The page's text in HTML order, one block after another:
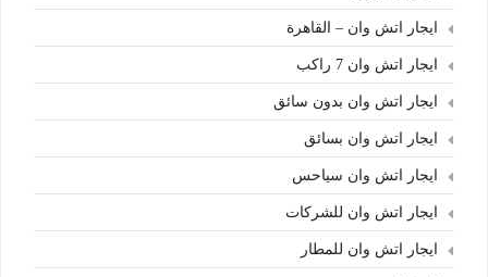
ايجار اتش وان – القاهرة
ايجار اتش وان 7 راكب
ايجار اتش وان بدون سائق
ايجار اتش وان بسائق
ايجار اتش وان سياحس
ايجار اتش وان للشركات
ايجار اتش وان للمطار